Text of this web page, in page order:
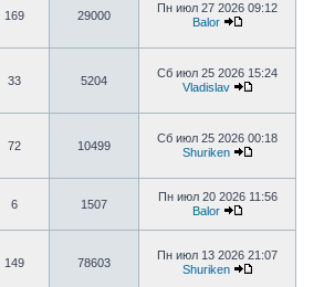
169 29000
Пн июл 27 2026 09:12
Balor
33 5204
Сб июл 25 2026 15:24
Vladislav
72 10499
Сб июл 25 2026 00:18
Shuriken
6 1507
Пн июл 20 2026 11:56
Balor
149 78603
Пн июл 13 2026 21:07
Shuriken